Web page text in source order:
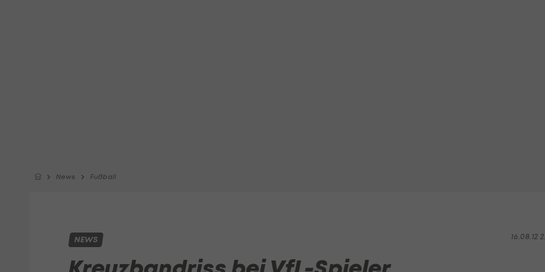
News Fußball
16.08.12
NEWS